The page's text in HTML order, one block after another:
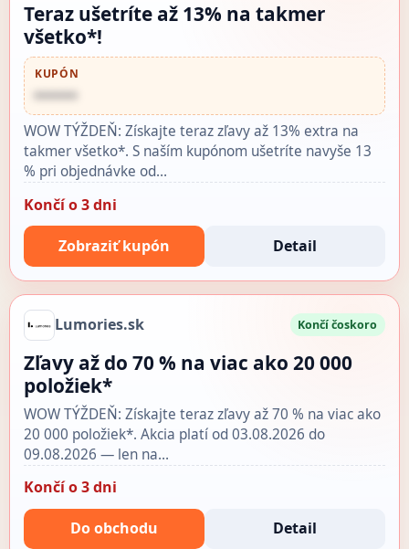
Teraz ušetríte až 13% na takmer
všetko*!
KUPÓN
••••••
WOW TÝŽDEŇ: Získajte teraz zľavy až 13% extra na
takmer všetko*. S naším kupónom ušetríte navyše 13
% pri objednávke od…
Končí o 3 dni
Zobraziť kupón Detail
Lumories.sk Končí čoskoro
Zľavy až do 70 % na viac ako 20 000
položiek*
WOW TÝŽDEŇ: Získajte teraz zľavy až 70 % na viac ako
20 000 položiek*. Akcia platí od 03.08.2026 do
09.08.2026 — len na…
Končí o 3 dni
Do obchodu Detail